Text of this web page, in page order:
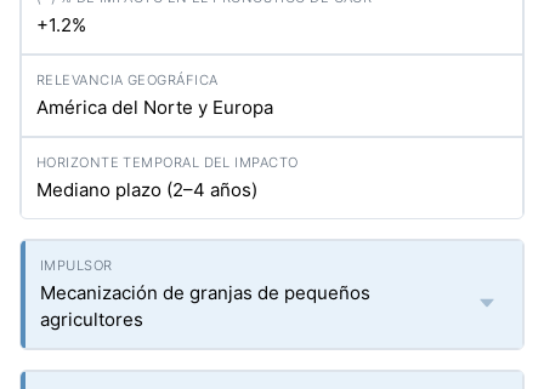
+1.2%
América del Norte y Europa
Mediano plazo (2–4 años)
Mecanización de granjas de pequeños
agricultores